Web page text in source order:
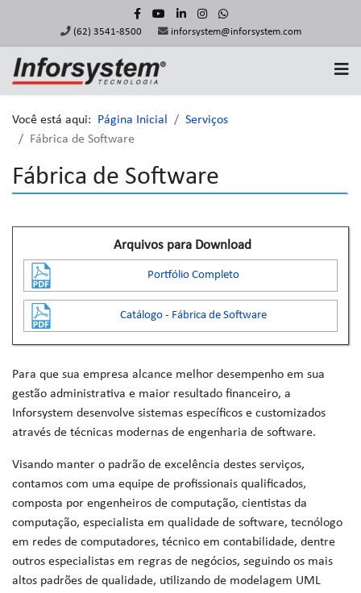
(62) 3541-8500 inforsystem@inforsystem.com
Você está aqui: Página Inicial
Serviços
Fábrica de Software
Fábrica de Software
Arquivos para Download
Portfólio Completo
Catálogo - Fábrica de Software
Para que sua empresa alcance melhor desempenho em sua
gestão administrativa e maior resultado financeiro, a
Inforsystem desenvolve sistemas específicos e customizados
através de técnicas modernas de engenharia de software.
Visando manter o padrão de excelência destes serviços,
contamos com uma equipe de profissionais qualificados,
composta por engenheiros de computação, cientistas da
computação, especialista em qualidade de software, tecnólogo
em redes de computadores, técnico em contabilidade, dentre
outros especialistas em regras de negócios, seguindo os mais
altos padrões de qualidade, utilizando de modelagem UML